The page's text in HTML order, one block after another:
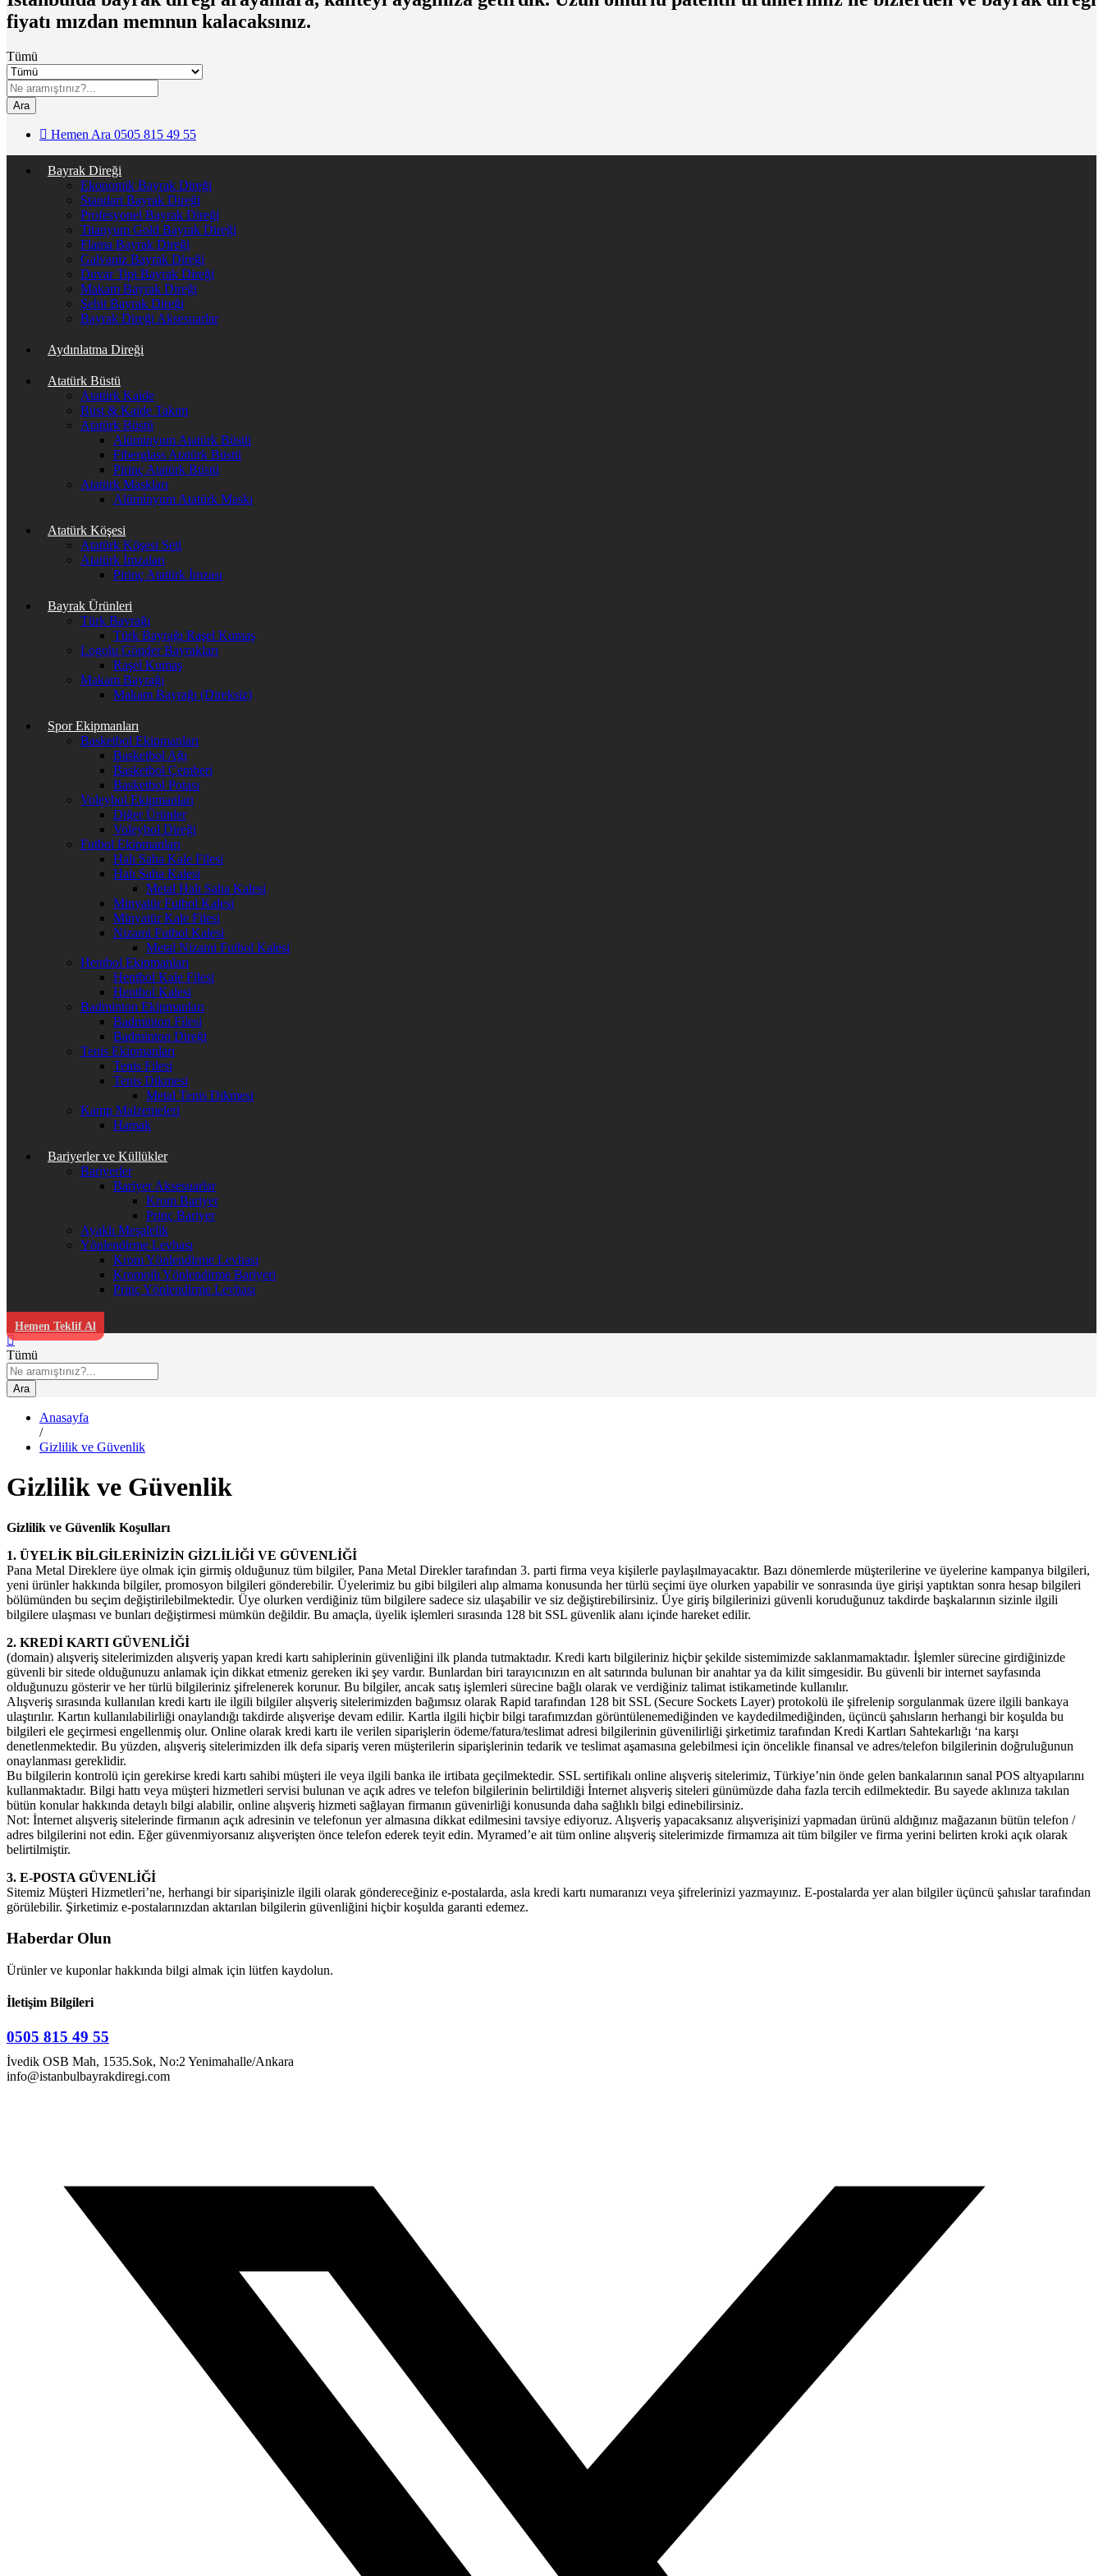
fiyatı mızdan memnun kalacaksınız.
Tümü
Ara
Hemen Ara 0505 815 49 55
Bayrak Direği
Ekonomik Bayrak Direği
Standart Bayrak Direği
Profesyonel Bayrak Direği
Titanyum Gold Bayrak Direği
Flama Bayrak Direği
Galvaniz Bayrak Direği
Duvar Tipi Bayrak Direği
Makam Bayrak Direği
Şehit Bayrak Direği
Bayrak Direği Aksesuarlar
Aydınlatma Direği
Atatürk Büstü
Atatürk Kaide
Büst & Kaide Takım
Atatürk Büstü
Alüminyum Atatürk Büstü
Fiberglass Atatürk Büstü
Pirinç Atatürk Büstü
Atatürk Maskları
Alüminyum Atatürk Maskı
Atatürk Köşesi
Atatürk Köşesi Seti
Atatürk İmzaları
Pirinç Atatürk İmzası
Bayrak Ürünleri
Türk Bayrağı
Türk Bayrağı Raşel Kumaş
Logolu Gönder Bayrakları
Raşel Kumaş
Makam Bayrağı
Makam Bayrağı (Direksiz)
Spor Ekipmanları
Basketbol Ekipmanları
Basketbol Ağı
Basketbol Çemberi
Basketbol Potası
Voleybol Ekipmanları
Diğer Ürünler
Voleybol Direği
Futbol Ekipmanları
Halı Saha Kale Filesi
Halı Saha Kalesi
Metal Halı Saha Kalesi
Minyatür Futbol Kalesi
Minyatür Kale Filesi
Nizami Futbol Kalesi
Metal Nizami Futbol Kalesi
Hentbol Ekipmanları
Hentbol Kale Filesi
Hentbol Kalesi
Badminton Ekipmanları
Badminton Filesi
Badminton Direği
Tenis Ekipmanları
Tenis Filesi
Tenis Dikmesi
Metal Tenis Dikmesi
Kamp Malzemeleri
Hamak
Bariyerler ve Küllükler
Bariyerler
Bariyer Aksesuarlar
Krom Bariyer
Prinç Bariyer
Ayaklı Meşalelik
Yönlendirme Levhası
Krom Yönlendirme Levhası
Kromojlı Yönlendirme Bariyeri
Prinç Yönlendirme Levhası
Hemen Teklif Al
Tümü
Ara
Anasayfa
/
Gizlilik ve Güvenlik
Gizlilik ve Güvenlik
Gizlilik ve Güvenlik Koşulları
1. ÜYELİK BİLGİLERİNİZİN GİZLİLİĞİ VE GÜVENLİĞİ
Pana Metal Direklere üye olmak için girmiş olduğunuz tüm bilgiler, Pana Metal Direkler tarafından 3. parti firma veya kişilerle paylaşılmayacaktır. Bazı dönemlerde müşterilerine ve üyelerine kampanya bilgileri,
yeni ürünler hakkında bilgiler, promosyon bilgileri gönderebilir. Üyelerimiz bu gibi bilgileri alıp almama konusunda her türlü seçimi üye olurken yapabilir ve sonrasında üye girişi yaptıktan sonra hesap bilgileri
bölümünden bu seçim değiştirilebilmektedir. Üye olurken verdiğiniz tüm bilgilere sadece siz ulaşabilir ve siz değiştirebilirsiniz. Üye giriş bilgilerinizi güvenli koruduğunuz takdirde başkalarının sizinle ilgili
bilgilere ulaşması ve bunları değiştirmesi mümkün değildir. Bu amaçla, üyelik işlemleri sırasında 128 bit SSL güvenlik alanı içinde hareket edilir.
2. KREDİ KARTI GÜVENLİĞİ
(domain) alışveriş sitelerimizden alışveriş yapan kredi kartı sahiplerinin güvenliğini ilk planda tutmaktadır. Kredi kartı bilgileriniz hiçbir şekilde sistemimizde saklanmamaktadır. İşlemler sürecine girdiğinizde
güvenli bir sitede olduğunuzu anlamak için dikkat etmeniz gereken iki şey vardır. Bunlardan biri tarayıcınızın en alt satırında bulunan bir anahtar ya da kilit simgesidir. Bu güvenli bir internet sayfasında
olduğunuzu gösterir ve her türlü bilgileriniz şifrelenerek korunur. Bu bilgiler, ancak satış işlemleri sürecine bağlı olarak ve verdiğiniz talimat istikametinde kullanılır.
Alışveriş sırasında kullanılan kredi kartı ile ilgili bilgiler alışveriş sitelerimizden bağımsız olarak Rapid tarafından 128 bit SSL (Secure Sockets Layer) protokolü ile şifrelenip sorgulanmak üzere ilgili bankaya
ulaştırılır. Kartın kullanılabilirliği onaylandığı takdirde alışverişe devam edilir. Kartla ilgili hiçbir bilgi tarafımızdan görüntülenemediğinden ve kaydedilmediğinden, üçüncü şahısların herhangi bir koşulda bu
bilgileri ele geçirmesi engellenmiş olur. Online olarak kredi kartı ile verilen siparişlerin ödeme/fatura/teslimat adresi bilgilerinin güvenilirliği şirketimiz tarafından Kredi Kartları Sahtekarlığı ‘na karşı
denetlenmektedir. Bu yüzden, alışveriş sitelerimizden ilk defa sipariş veren müşterilerin siparişlerinin tedarik ve teslimat aşamasına gelebilmesi için öncelikle finansal ve adres/telefon bilgilerinin doğruluğunun
onaylanması gereklidir.
Bu bilgilerin kontrolü için gerekirse kredi kartı sahibi müşteri ile veya ilgili banka ile irtibata geçilmektedir. SSL sertifikalı online alışveriş sitelerimiz, Türkiye’nin önde gelen bankalarının sanal POS altyapılarını
kullanmaktadır. Bilgi hattı veya müşteri hizmetleri servisi bulunan ve açık adres ve telefon bilgilerinin belirtildiği İnternet alışveriş siteleri günümüzde daha fazla tercih edilmektedir. Bu sayede aklınıza takılan
bütün konular hakkında detaylı bilgi alabilir, online alışveriş hizmeti sağlayan firmanın güvenirliği konusunda daha sağlıklı bilgi edinebilirsiniz.
Not: İnternet alışveriş sitelerinde firmanın açık adresinin ve telefonun yer almasına dikkat edilmesini tavsiye ediyoruz. Alışveriş yapacaksanız alışverişinizi yapmadan ürünü aldığınız mağazanın bütün telefon /
adres bilgilerini not edin. Eğer güvenmiyorsanız alışverişten önce telefon ederek teyit edin. Myramed’e ait tüm online alışveriş sitelerimizde firmamıza ait tüm bilgiler ve firma yerini belirten kroki açık olarak
belirtilmiştir.
3. E-POSTA GÜVENLİĞİ
Sitemiz Müşteri Hizmetleri’ne, herhangi bir siparişinizle ilgili olarak göndereceğiniz e-postalarda, asla kredi kartı numaranızı veya şifrelerinizi yazmayınız. E-postalarda yer alan bilgiler üçüncü şahıslar tarafından
görülebilir. Şirketimiz e-postalarınızdan aktarılan bilgilerin güvenliğini hiçbir koşulda garanti edemez.
Haberdar Olun
Ürünler ve kuponlar hakkında bilgi almak için lütfen kaydolun.
İletişim Bilgileri
0505 815 49 55
İvedik OSB Mah, 1535.Sok, No:2 Yenimahalle/Ankara
info@istanbulbayrakdiregi.com